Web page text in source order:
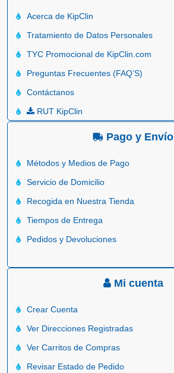
Acerca de KipClin
Tratamiento de Datos Personales
TYC Promocional de KipClin.com
Preguntas Frecuentes (FAQ’S)
Contáctanos
RUT KipClin
Pago y Envío
Métodos y Medios de Pago
Servicio de Domicilio
Recogida en Nuestra Tienda
Tiempos de Entrega
Pedidos y Devoluciones
Mi cuenta
Crear Cuenta
Ver Direcciones Registradas
Ver Carritos de Compras
Revisar Estado de Pedido